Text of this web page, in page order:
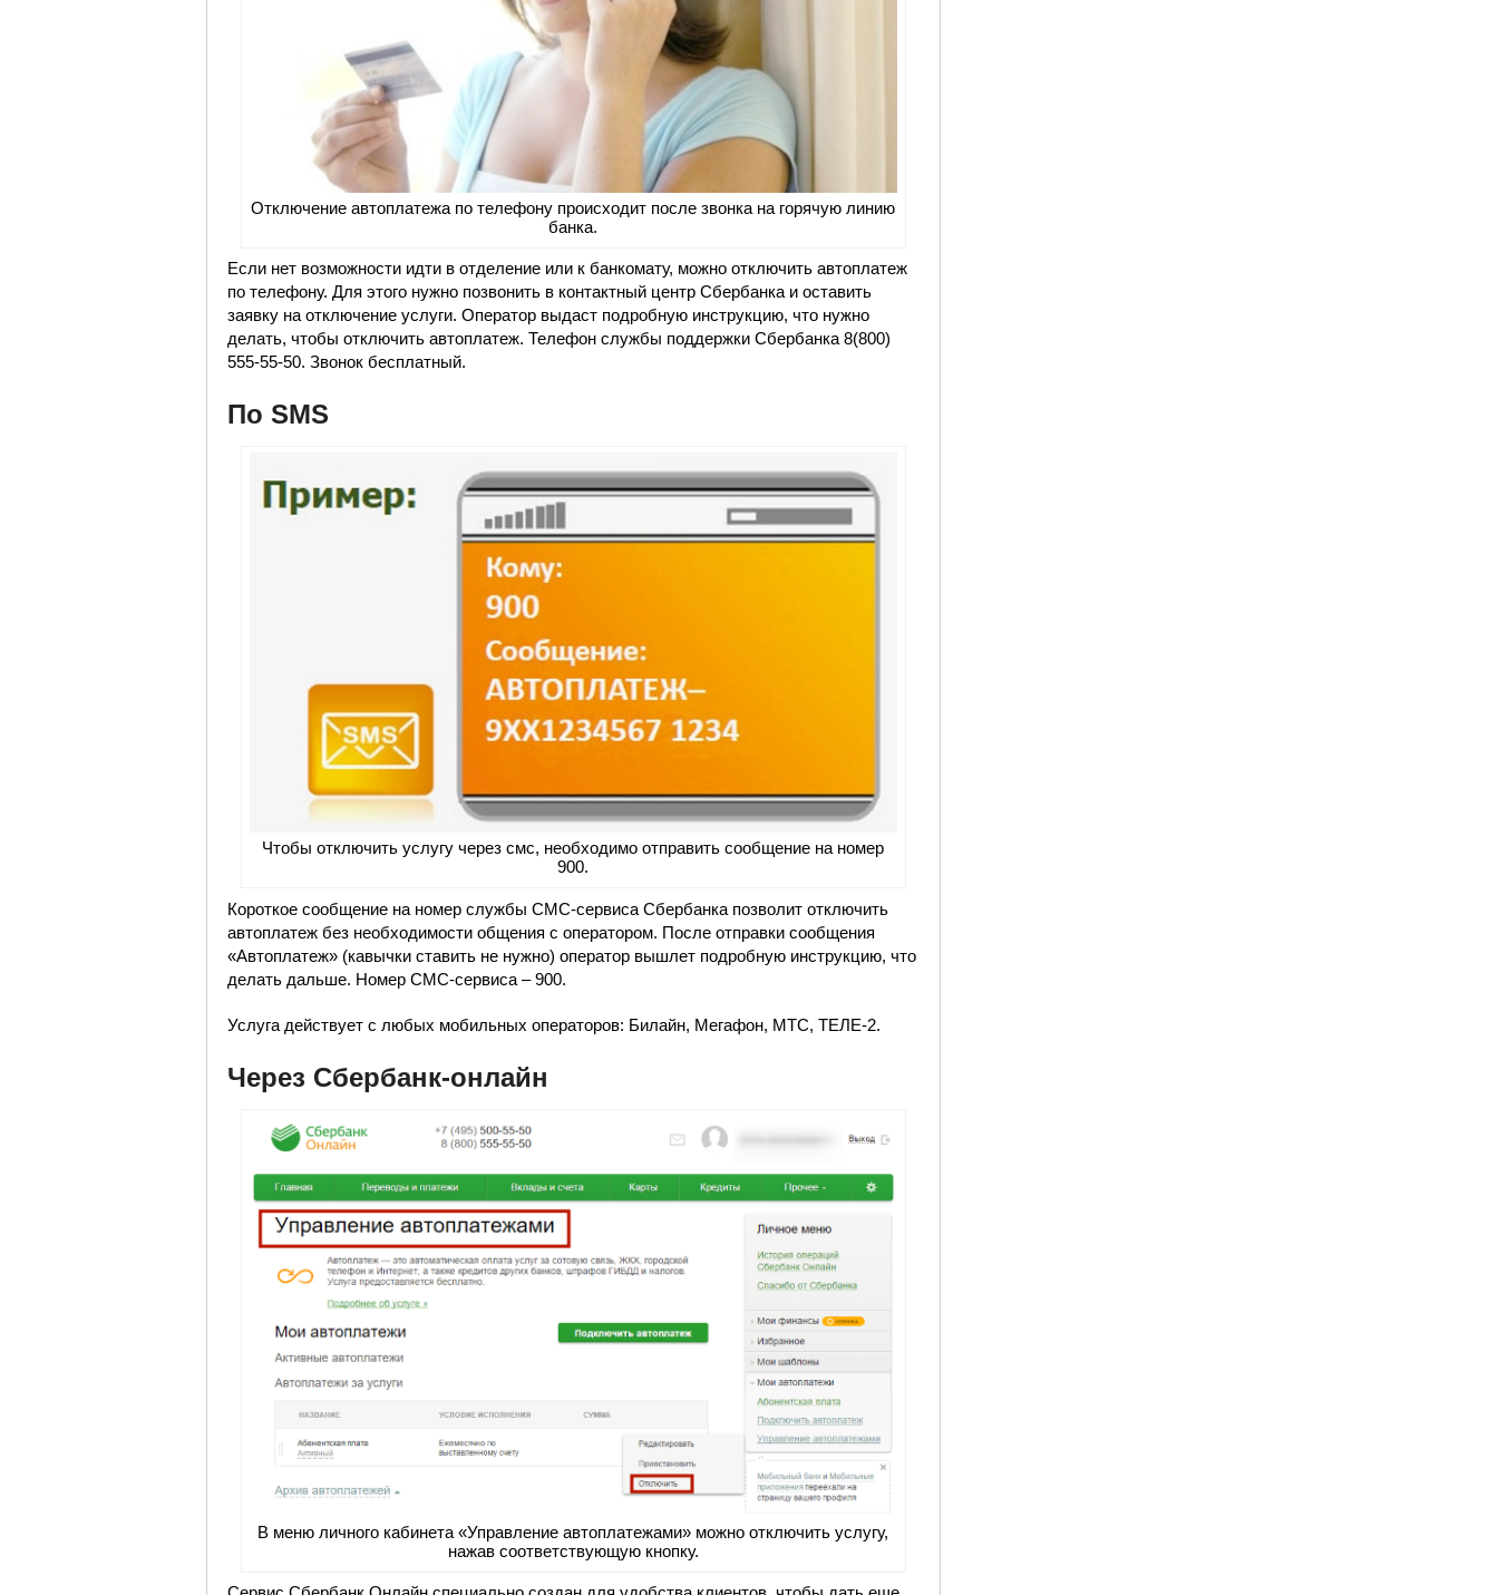
Отключение автоплатежа по телефону происходит после звонка на горячую линию
банка.
Если нет возможности идти в отделение или к банкомату, можно отключить автоплатеж
по телефону. Для этого нужно позвонить в контактный центр Сбербанка и оставить
заявку на отключение услуги. Оператор выдаст подробную инструкцию, что нужно
делать, чтобы отключить автоплатеж. Телефон службы поддержки Сбербанка 8(800)
555-55-50. Звонок бесплатный.
По SMS
Чтобы отключить услугу через смс, необходимо отправить сообщение на номер
900.
Короткое сообщение на номер службы СМС-сервиса Сбербанка позволит отключить
автоплатеж без необходимости общения с оператором. После отправки сообщения
«Автоплатеж» (кавычки ставить не нужно) оператор вышлет подробную инструкцию, что
делать дальше. Номер СМС-сервиса – 900.
Услуга действует с любых мобильных операторов: Билайн, Мегафон, МТС, ТЕЛЕ-2.
Через Сбербанк-онлайн
В меню личного кабинета «Управление автоплатежами» можно отключить услугу,
нажав соответствующую кнопку.